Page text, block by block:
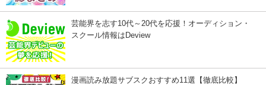
芸能界を志す10代～20代を応援！オーディション・
スクール情報はDeview
漫画読み放題サブスクおすすめ11選【徹底比較】